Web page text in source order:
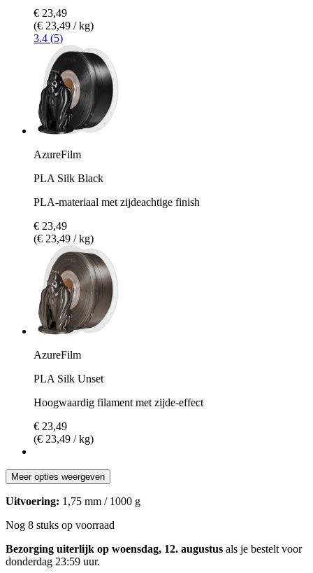
€ 23,49
(€ 23,49 / kg)
3.4 (5)
AzureFilm
PLA Silk Black
PLA-materiaal met zijdeachtige finish
€ 23,49
(€ 23,49 / kg)
AzureFilm
PLA Silk Unset
Hoogwaardig filament met zijde-effect
€ 23,49
(€ 23,49 / kg)
Meer opties weergeven
Uitvoering: 1,75 mm / 1000 g
Nog 8 stuks op voorraad
Bezorging uiterlijk op woensdag, 12. augustus als je bestelt voor
donderdag 23:59 uur.